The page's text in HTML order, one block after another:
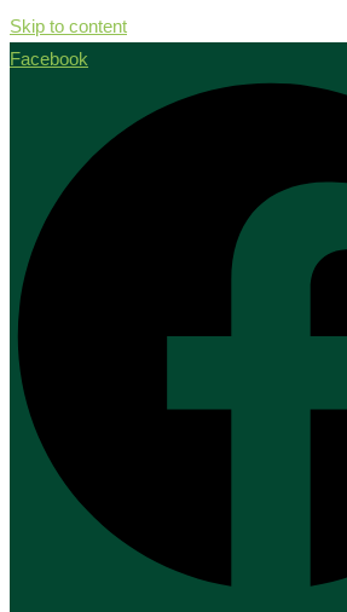
Skip to content
Facebook